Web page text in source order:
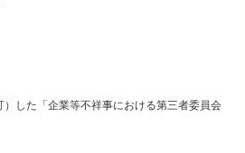
した「企業等不祥事における第三者委員会